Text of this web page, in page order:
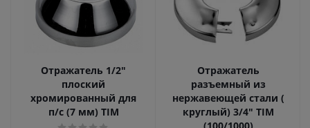
Отражатель 1/2"
плоский
хромированный для
п/с (7 мм) TIM
Отражатель
разъемный из
нержавеющей стали (
круглый) 3/4" TIM